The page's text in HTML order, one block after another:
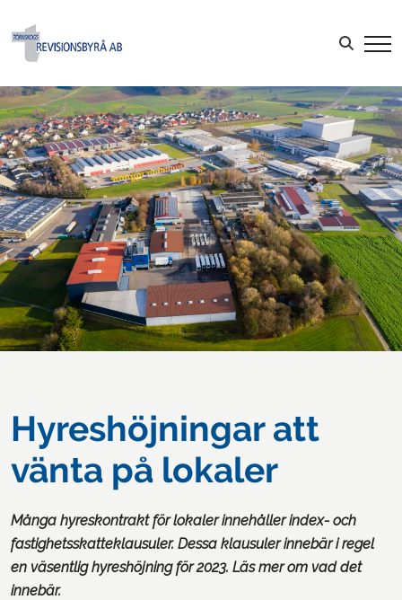
LOGGA IN Sök efter:
Hyreshöjningar att
vänta på lokaler
Många hyreskontrakt för lokaler innehåller index- och
fastighetsskatteklausuler. Dessa klausuler innebär i regel
en väsentlig hyreshöjning för 2023. Läs mer om vad det
innebär.